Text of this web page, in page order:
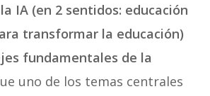
IA (en 2 sentidos: educación
transformar la educación)
fundamentales de la
uno de los temas centrales